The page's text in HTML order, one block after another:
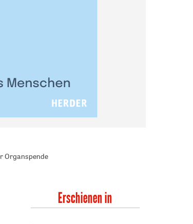
Organspende
Erschienen in